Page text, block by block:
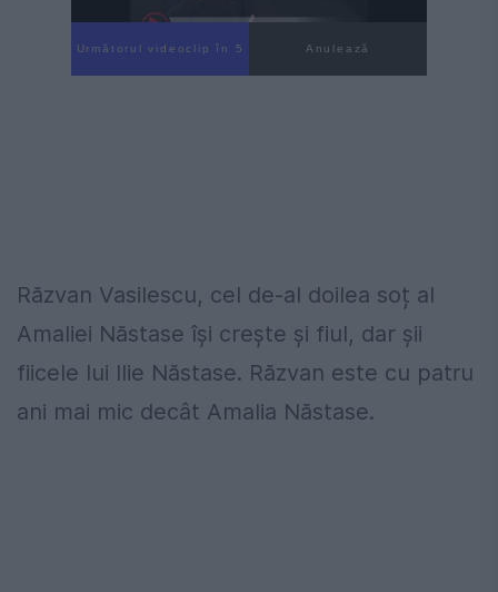
Următorul videoclip în 4 Anulează
Răzvan Vasilescu, cel de-al doilea soț al
Amaliei Năstase își crește și fiul, dar șii
fiicele lui Ilie Năstase. Răzvan este cu patru
ani mai mic decât Amalia Năstase.